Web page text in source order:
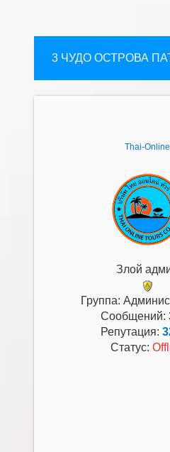
3 ЧУДО ОСТРОВА
Thai-Online
Злой
Группа:
Сообщений:
Репутация:
Статус: